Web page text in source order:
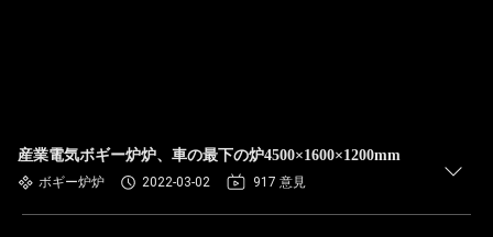
産業電気ボギー炉炉、車の最下の炉4500×1600×1200mm
ボギー炉炉 2022-03-02 917 意見